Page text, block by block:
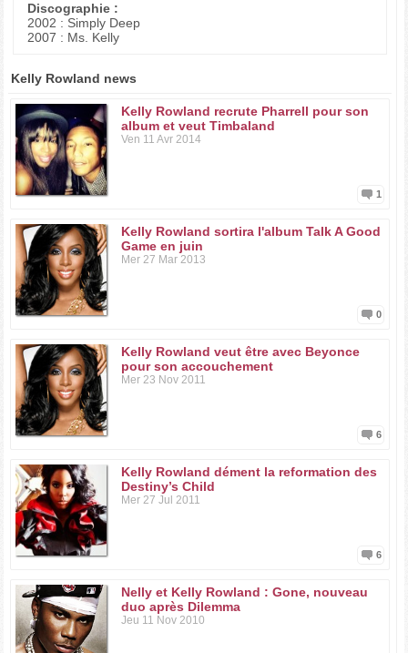
Discographie :
2002 : Simply Deep
2007 : Ms. Kelly
Kelly Rowland news
Kelly Rowland recrute Pharrell pour son
album et veut Timbaland
Ven 11 Avr 2014
1
Kelly Rowland sortira l'album Talk A Good
Game en juin
Mer 27 Mar 2013
0
Kelly Rowland veut être avec Beyonce
pour son accouchement
Mer 23 Nov 2011
6
Kelly Rowland dément la reformation des
Destiny’s Child
Mer 27 Jul 2011
6
Nelly et Kelly Rowland : Gone, nouveau
duo après Dilemma
Jeu 11 Nov 2010